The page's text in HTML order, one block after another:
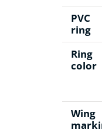
PVC
ring
Ring
color
Wing